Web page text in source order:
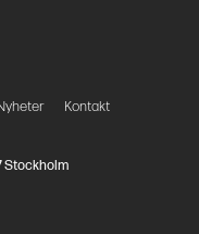
Kontakt
Stockholm